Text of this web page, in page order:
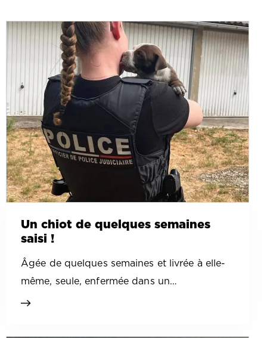
Un chiot de quelques semaines
saisi !
Âgée de quelques semaines et livrée à elle-
même, seule, enfermée dans un…